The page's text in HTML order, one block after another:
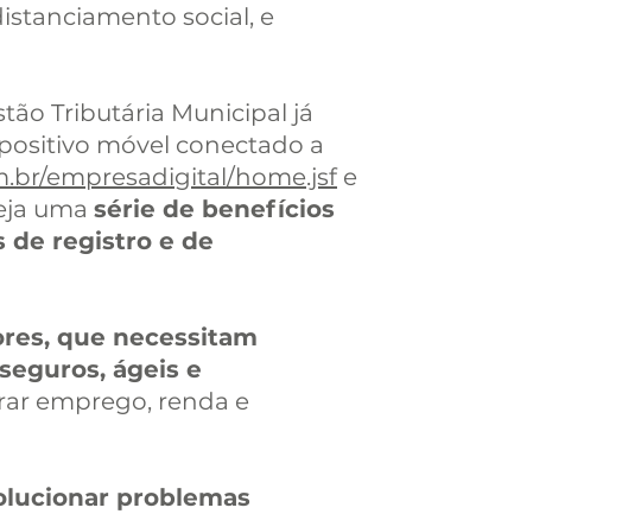
social, e
Tributária Municipal já
móvel conectado a
empresadigital/home.jsfe
uma série de benefícios
de registro e de
que necessitam
ágeis e
emprego, renda e
problemas